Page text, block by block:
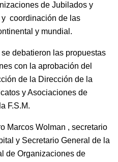
de Jubilados y
coordinación de las
y mundial.
debatieron las propuestas
con la aprobación del
de la Dirección de la
y Asociaciones de
F.S.M.
Marcos Wolman , secretario
y Secretario General de la
de Organizaciones de